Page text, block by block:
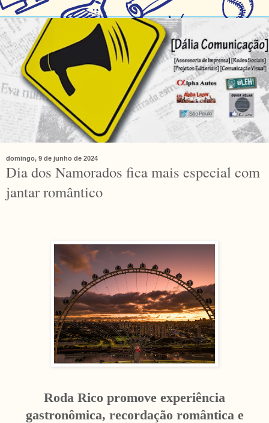
domingo, 9 de junho de 2024
Dia dos Namorados fica mais especial com
jantar romântico
Roda Rico promove experiência
gastronômica, recordação romântica e